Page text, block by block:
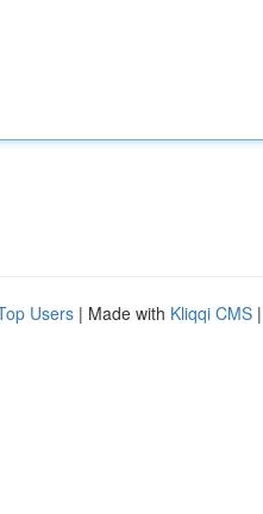
Users | Made with Kliqqi CMS |